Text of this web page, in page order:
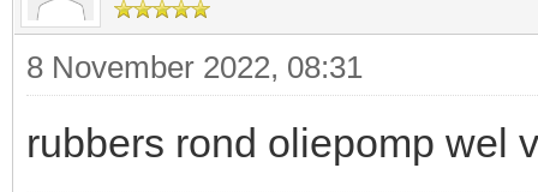
8 November 2022, 08:31
rubbers rond oliepomp wel